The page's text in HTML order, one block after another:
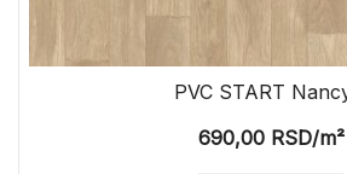
PVC START
690,00RSD/m²